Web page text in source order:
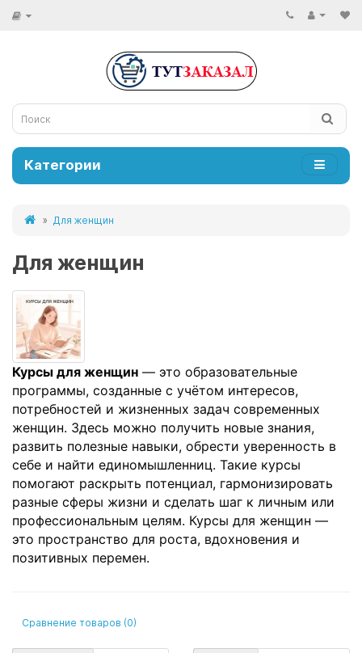
Категории
Для женщин
Для женщин
Курсы для женщин — это образовательные
программы, созданные с учётом интересов,
потребностей и жизненных задач современных
женщин. Здесь можно получить новые знания,
развить полезные навыки, обрести уверенность в
себе и найти единомышленниц. Такие курсы
помогают раскрыть потенциал, гармонизировать
разные сферы жизни и сделать шаг к личным или
профессиональным целям. Курсы для женщин —
это пространство для роста, вдохновения и
позитивных перемен.
Сравнение товаров (0)